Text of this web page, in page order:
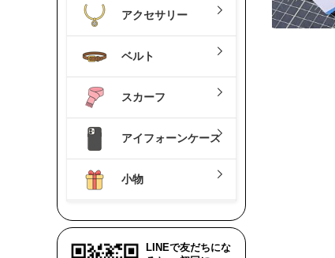
アクセサリー
ベルト
スカーフ
アイフォーンケース
小物
LINEで友だちにな